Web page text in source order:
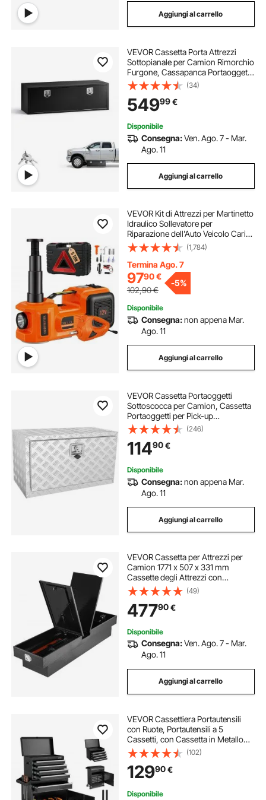
Aggiungi al carrello
VEVOR Cassetta Porta Attrezzi
Sottopianale per Camion Rimorchio
Furgone, Cassapanca Portaoggetti
Sotto il Pianale di Veicoli 1524 x 457
x 457 mm in Acciaio Carico max 50
kg, Cassetta per Attrezzi
(34)
54999€
Disponibile
Consegna:Ven. Ago. 7 - Mar.
Ago. 11
Aggiungi al carrello
VEVOR Kit di Attrezzi per Martinetto
Idraulico Sollevatore per
Riparazione dell'Auto Veicolo Carico
Massimo 5 Tonnellate Corrente CC
12V 180W 15A Pressione 10bar,
Cassetta di Attrezzi per Martinetto
(1,784)
Termina Ago. 7
9790€
102,90€
-5%
Disponibile
Consegna:non appena Mar.
Ago. 11
Aggiungi al carrello
VEVOR Cassetta Portaoggetti
Sottoscocca per Camion, Cassetta
Portaoggetti per Pick-up
760×355×405 mm, Cassetta degli
Attrezzi in Alluminio, Scatola
Portaoggetti per Rimorchio
Furgone Camper Camion Auto
(246)
11490€
Disponibile
Consegna:non appena Mar.
Ago. 11
Aggiungi al carrello
VEVOR Cassetta per Attrezzi per
Camion 1771 x 507 x 331 mm
Cassette degli Attrezzi con
Serratura Impermeabili in Alluminio
con Struttura a Diamante, Scatola
per Camion per Camper Rimorchio,
Nero
(49)
47790€
Disponibile
Consegna:Ven. Ago. 7 - Mar.
Ago. 11
Aggiungi al carrello
VEVOR Cassettiera Portautensili
con Ruote, Portautensili a 5
Cassetti, con Cassetta in Metallo
Staccabile, Barra di Bloccaggio,
Rivestimento Protettivo, Mobiletto
Portaoggetti per Garage
(102)
12990€
Disponibile